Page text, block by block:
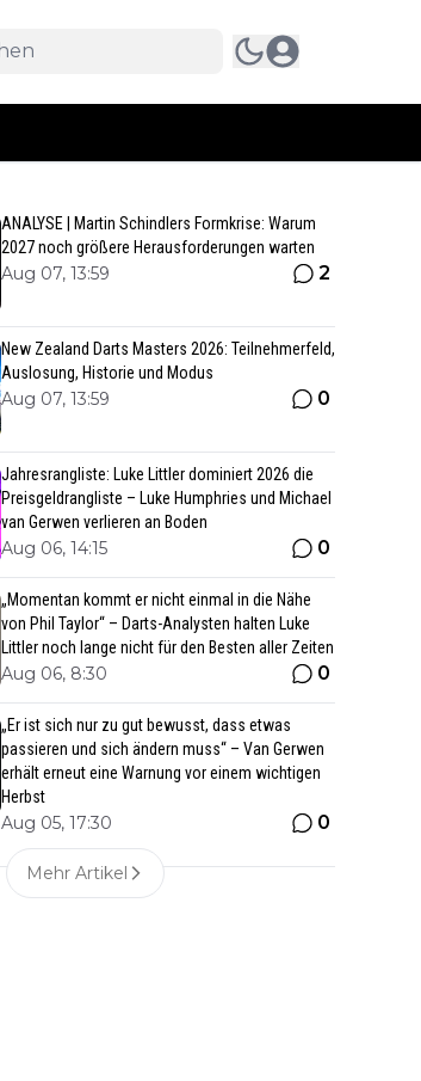
ANALYSE | Martin Schindlers Formkrise: Warum
2027 noch größere Herausforderungen warten
Aug 07, 13:59 2
New Zealand Darts Masters 2026: Teilnehmerfeld,
Auslosung, Historie und Modus
Aug 07, 13:59 0
Jahresrangliste: Luke Littler dominiert 2026 die
Preisgeldrangliste – Luke Humphries und Michael
van Gerwen verlieren an Boden
Aug 06, 14:15 0
„Momentan kommt er nicht einmal in die Nähe
von Phil Taylor“ – Darts-Analysten halten Luke
Littler noch lange nicht für den Besten aller Zeiten
Aug 06, 8:30 0
„Er ist sich nur zu gut bewusst, dass etwas
passieren und sich ändern muss“ – Van Gerwen
erhält erneut eine Warnung vor einem wichtigen
Herbst
Aug 05, 17:30 0
Mehr Artikel